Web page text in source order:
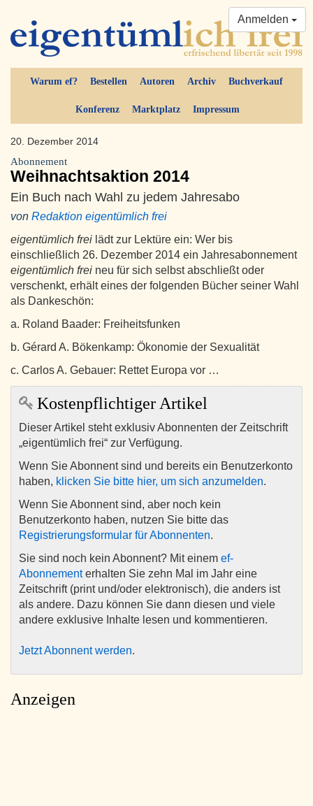
Warum ef? Bestellen Autoren Archiv Buchverkauf
Konferenz Marktplatz Impressum
Anmelden
20. Dezember 2014
Abonnement
Weihnachtsaktion 2014
Ein Buch nach Wahl zu jedem Jahresabo
von Redaktion eigentümlich frei
eigentümlich frei lädt zur Lektüre ein: Wer bis
einschließlich 26. Dezember 2014 ein Jahresabonnement
eigentümlich frei neu für sich selbst abschließt oder
verschenkt, erhält eines der folgenden Bücher seiner Wahl
als Dankeschön:
a. Roland Baader: Freiheitsfunken
b. Gérard A. Bökenkamp: Ökonomie der Sexualität
c. Carlos A. Gebauer: Rettet Europa vor …
Kostenpflichtiger Artikel
Dieser Artikel steht exklusiv Abonnenten der Zeitschrift
„eigentümlich frei“ zur Verfügung.
Wenn Sie Abonnent sind und bereits ein Benutzerkonto
haben, klicken Sie bitte hier, um sich anzumelden.
Wenn Sie Abonnent sind, aber noch kein
Benutzerkonto haben, nutzen Sie bitte das
Registrierungsformular für Abonnenten.
Sie sind noch kein Abonnent? Mit einem ef-
Abonnementerhalten Sie zehn Mal im Jahr eine
Zeitschrift (print und/oder elektronisch), die anders ist
als andere. Dazu können Sie dann diesen und viele
andere exklusive Inhalte lesen und kommentieren.
Jetzt Abonnent werden.
Anzeigen